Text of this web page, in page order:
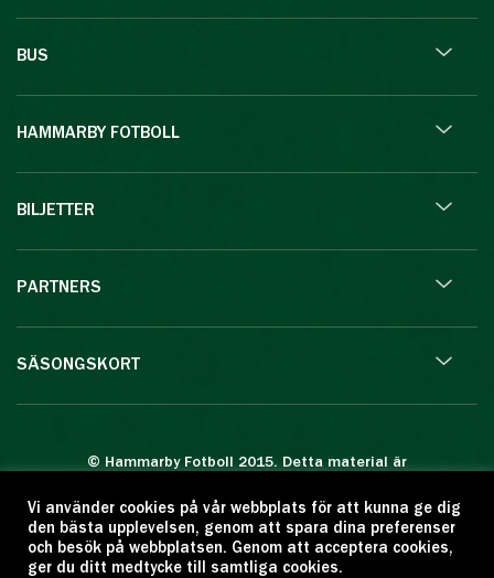
BUS
HAMMARBY FOTBOLL
BILJETTER
PARTNERS
SÄSONGSKORT
© Hammarby Fotboll 2015. Detta material är
Eftertryck eller annan kopiering är förbjuden.
Citera oss gärna men ange källan:
www.hammarbyfotboll.se. Ansvarig utgivare:
Vi använder cookies på vår webbplats för att kunna ge dig
den bästa upplevelsen, genom att spara dina preferenser
och besök på webbplatsen. Genom att acceptera cookies,
ger du ditt medtycke till samtliga cookies.